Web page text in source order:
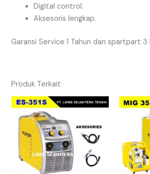
Digital control.
Aksesoris lengkap.
Garansi Service 1 Tahun dan spartpart 3
Produk Terkait